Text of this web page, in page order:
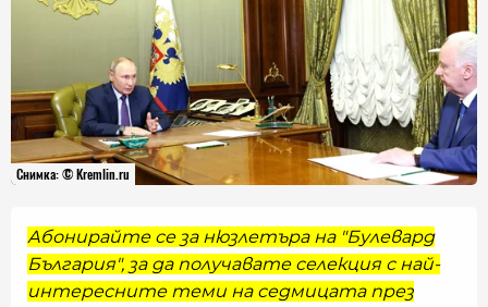
Снимка: © Kremlin.ru
Абонирайте се за нюзлетъра на "Булевард
България", за да получавате селекция с най-
интересните теми на седмицата през